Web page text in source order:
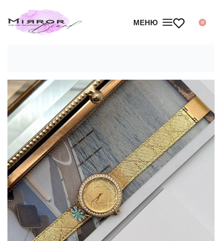
МЕНЮ 0